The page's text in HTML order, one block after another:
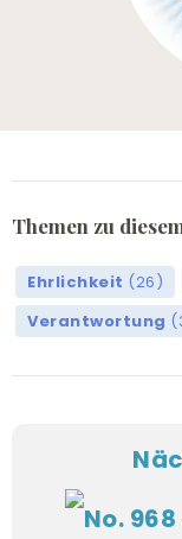
Themen zu
Ehrlichkeit (26)
Verantwortung